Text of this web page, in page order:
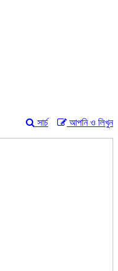
আপনি ও লিখুন
সার্চ